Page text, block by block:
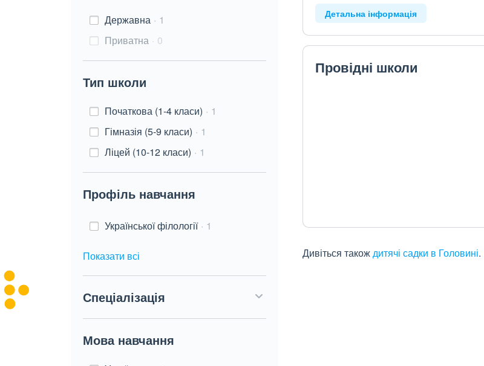
Державна
1
Приватна
0
Тип школи
Початкова (1-4 класи)
1
Гімназія (5-9 класи)
1
Ліцей (10-12 класи)
1
Профіль навчання
Української філології 1
Показати всі
Спеціалізація
Мова навчання
Детальна інформація
Провідні школи
Дивіться такождитячі садки в Головині.